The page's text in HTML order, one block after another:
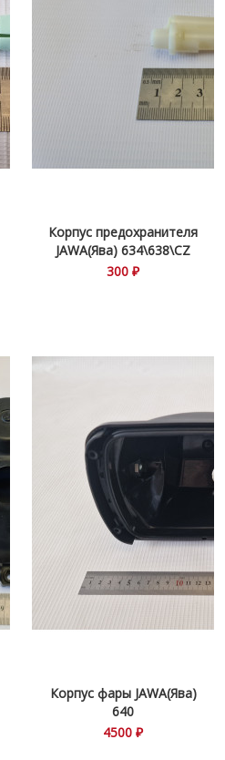
Корпус предохранителя
JAWA(Ява) 634\638\CZ
300 ₽
Корпус фары JAWA(Ява)
640
4500 ₽